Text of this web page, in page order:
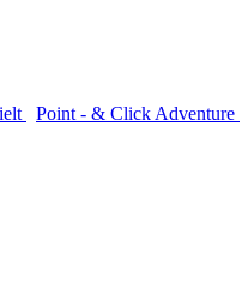
Point - & Click Adventure